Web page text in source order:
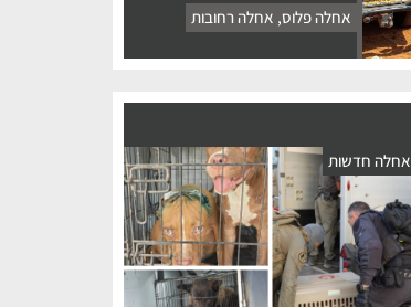
אחלה פלוס, אחלה רחובות
אחלה חדשות